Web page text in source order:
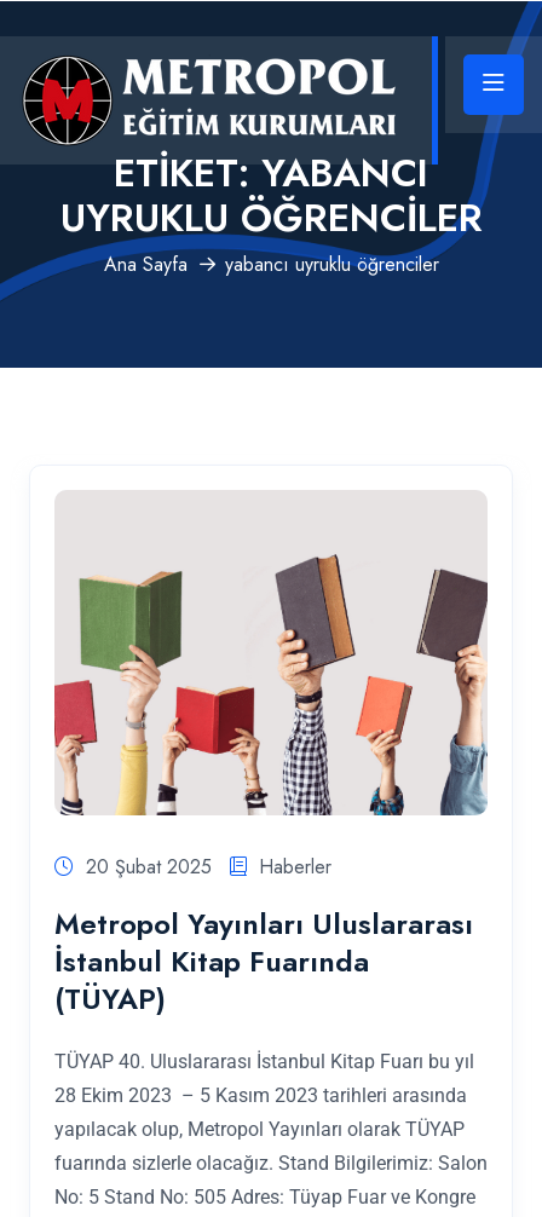
ETIKET:YABANCI
UYRUKLU ÖĞRENCILER
Ana Sayfa yabancı uyruklu öğrenciler
20 Şubat 2025 Haberler
Metropol Yayınları Uluslararası
İstanbul Kitap Fuarında
(TÜYAP)
TÜYAP 40. Uluslararası İstanbul Kitap Fuarı bu yıl
28 Ekim 2023 – 5 Kasım 2023 tarihleri arasında
yapılacak olup, Metropol Yayınları olarak TÜYAP
fuarında sizlerle olacağız. Stand Bilgilerimiz: Salon
No: 5 Stand No: 505 Adres: Tüyap Fuar ve Kongre